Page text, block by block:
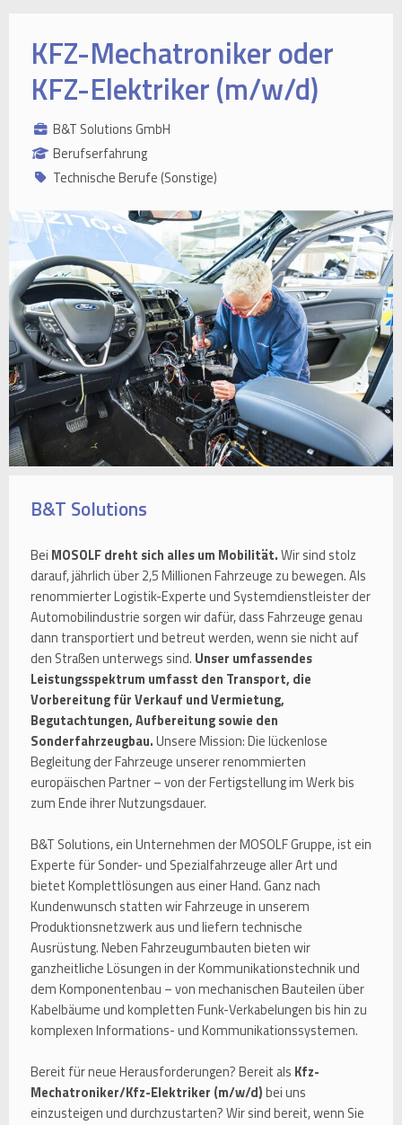
KFZ-Mechatroniker oder
KFZ-Elektriker (m/w/d)
B&T Solutions GmbH
Berufserfahrung
Technische Berufe (Sonstige)
B&T Solutions
Bei MOSOLF dreht sich alles um Mobilität.Wir sind stolz
darauf, jährlich über 2,5 Millionen Fahrzeuge zu bewegen. Als
renommierter Logistik-Experte und Systemdienstleister der
Automobilindustrie sorgen wir dafür, dass Fahrzeuge genau
dann transportiert und betreut werden, wenn sie nicht auf
den Straßen unterwegs sind. Unser umfassendes
Leistungsspektrum umfasst den Transport, die
Vorbereitung für Verkauf und Vermietung,
Begutachtungen, Aufbereitung sowie den
Sonderfahrzeugbau.Unsere Mission: Die lückenlose
Begleitung der Fahrzeuge unserer renommierten
europäischen Partner – von der Fertigstellung im Werk bis
zum Ende ihrer Nutzungsdauer.
B&T Solutions, ein Unternehmen der MOSOLF Gruppe, ist ein
Experte für Sonder- und Spezialfahrzeuge aller Art und
bietet Komplettlösungen aus einer Hand. Ganz nach
Kundenwunsch statten wir Fahrzeuge in unserem
Produktionsnetzwerk aus und liefern technische
Ausrüstung. Neben Fahrzeugumbauten bieten wir
ganzheitliche Lösungen in der Kommunikationstechnik und
dem Komponentenbau – von mechanischen Bauteilen über
Kabelbäume und kompletten Funk-Verkabelungen bis hin zu
komplexen Informations- und Kommunikationssystemen.
Bereit für neue Herausforderungen? Bereit als Kfz-
Mechatroniker/Kfz-Elektriker (m/w/d)bei uns
einzusteigen und durchzustarten? Wir sind bereit, wenn Sie